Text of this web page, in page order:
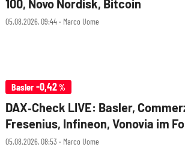
05.08.2026, 09:44 ‧ Marco Uome
100, Novo Nordisk, Bitcoin
Basler -0,42%
05.08.2026, 08:53 ‧ Marco Uome
DAX‑Check LIVE: Basler,
Fresenius, Infineon, Vonovia im